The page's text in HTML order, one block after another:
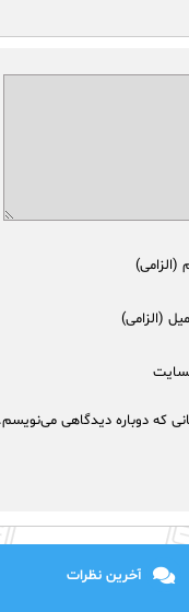
(الزامی)
(الزامی)
که دوباره دیدگاهی می‌نویسم.
آخرین نظرات